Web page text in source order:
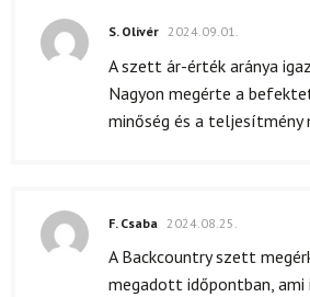
S. Olivér 2024.09.01.
A szett ár-érték aránya
Nagyon megérte a
minőség és a teljesítmény
F. Csaba 2024.08.25.
A Backcountry szett
megadott időpontban,